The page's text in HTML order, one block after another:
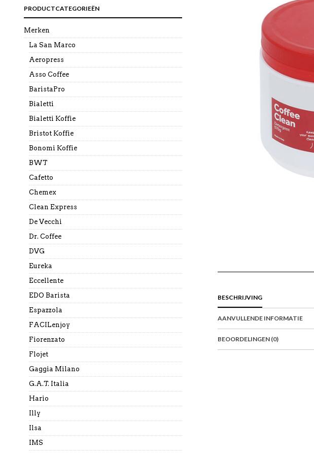
BESCHRIJVING
AANVULLENDE INFORMATIE
BEOORDELINGEN (0)
PRODUCTCATEGORIEËN
Merken
La San Marco
Aeropress
Asso Coffee
BaristaPro
Bialetti
Bialetti Koffie
Bristot Koffie
Bonomi Koffie
BWT
Cafetto
Chemex
Clean Express
De Vecchi
Dr. Coffee
DVG
Eureka
Eccellente
EDO Barista
Espazzola
FACILenjoy
Fiorenzato
Flojet
Gaggia Milano
G.A.T. Italia
Hario
Illy
Ilsa
IMS